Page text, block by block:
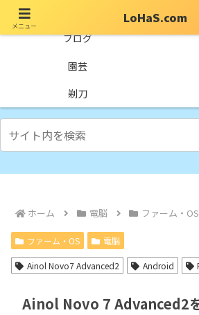
ブログ
園芸
剃刀
ホーム 電脳 ファーム・OS
ファーム・OS 電脳
Ainol Novo7 Advanced2 Android
Ainol Novo 7 Advanced2
メニュー
LoHaS.com